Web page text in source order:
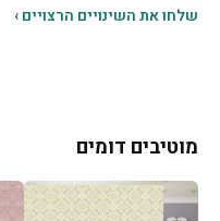
שלחו את השינויים הרצויים ›
מוטיבים דומים